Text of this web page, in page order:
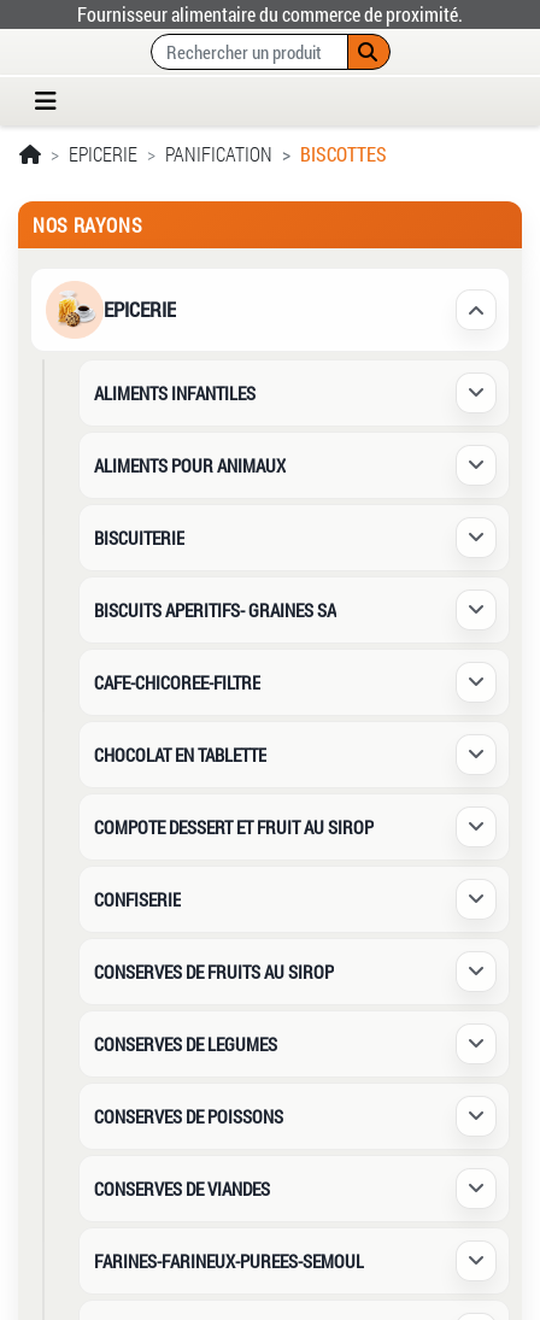
Fournisseur alimentaire du commerce de proximité.
EPICERIE PANIFICATION BISCOTTES
NOS RAYONS
EPICERIE Déplier
ALIMENTS INFANTILES Déplier
ALIMENTS POUR ANIMAUX Déplier
BISCUITERIE Déplier
BISCUITS APERITIFS- GRAINES SA Déplier
CAFE-CHICOREE-FILTRE Déplier
CHOCOLAT EN TABLETTE Déplier
COMPOTE DESSERT ET FRUIT AU SIROP Déplier
CONFISERIE Déplier
CONSERVES DE FRUITS AU SIROP Déplier
CONSERVES DE LEGUMES Déplier
CONSERVES DE POISSONS Déplier
CONSERVES DE VIANDES Déplier
FARINES-FARINEUX-PUREES-SEMOUL Déplier